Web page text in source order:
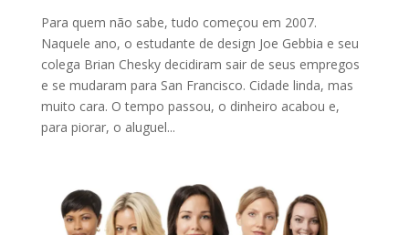
Para quem não sabe, tudo começou em 2007.
Naquele ano, o estudante de design Joe Gebbia e seu
colega Brian Chesky decidiram sair de seus empregos
e se mudaram para San Francisco. Cidade linda, mas
muito cara. O tempo passou, o dinheiro acabou e,
para piorar, o aluguel...